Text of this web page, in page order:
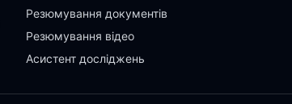
Резюмування документів
Резюмування відео
Асистент досліджень